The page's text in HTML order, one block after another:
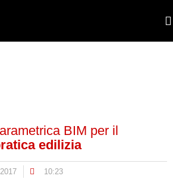
BIM per il
edilizia
10:23